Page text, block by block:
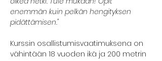
enemmän kuin pelkän hengityksen
pidättämisen."
Kurssin osallistumisvaatimuksena on
vähintään 18 vuoden ikä ja 200 metrin